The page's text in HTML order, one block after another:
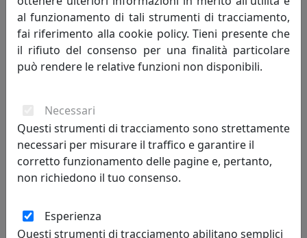
TAVOLINO WAY BAR H90 OUTDOOR CT11090-13 GIALLO MAYA
MemeDesign
al funzionamento di tali strumenti di tracciamento,
fai riferimento alla cookie policy. Tieni presente che
il rifiuto del consenso per una finalità particolare
può rendere le relative funzioni non disponibili.
Necessari
Questi strumenti di tracciamento sono strettamente
necessari per misurare il traffico e garantire il
corretto funzionamento delle pagine e, pertanto,
non richiedono il tuo consenso.
Esperienza
Questi strumenti di tracciamento abilitano semplici